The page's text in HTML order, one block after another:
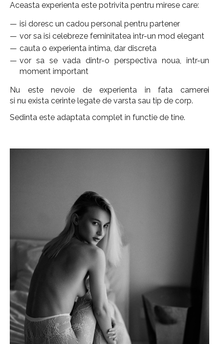
Aceasta experienta este potrivita pentru mirese care:
isi doresc un cadou personal pentru partener
vor sa isi celebreze feminitatea intr-un mod elegant
cauta o experienta intima, dar discreta
vor sa se vada dintr-o perspectiva noua, intr-un
moment important
Nu este nevoie de experienta in fata camerei
si nu exista cerinte legate de varsta sau tip de corp.
Sedinta este adaptata complet in functie de tine.